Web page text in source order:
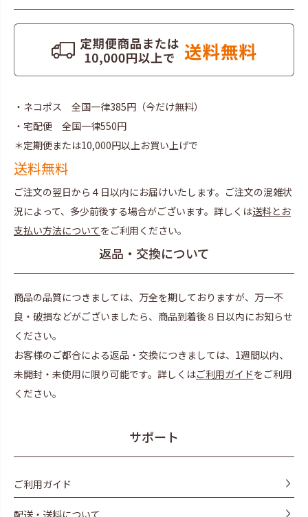
・ネコポス 全国一律385円（今だけ無料）
・宅配便 全国一律550円
＊定期便または10,000円以上お買い上げで
送料無料
ご注文の翌日から４日以内にお届けいたします。ご注文の混雑状
況によって、多少前後する場合がございます。詳しくは送料とお
支払い方法についてをご利用ください。
返品・交換について
商品の品質につきましては、万全を期しておりますが、万一不
良・破損などがございましたら、商品到着後８日以内にお知らせ
ください。
お客様のご都合による返品・交換につきましては、1週間以内、
未開封・未使用に限り可能です。詳しくはご利用ガイドをご利用
ください。
サポート
ご利用ガイド
配送・送料について